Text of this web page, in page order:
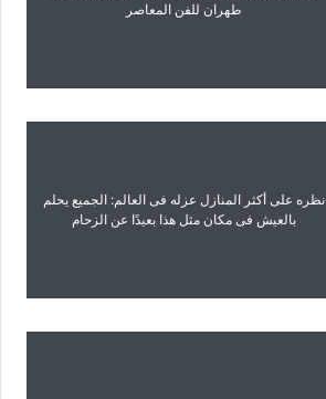
طهران للفن المعاصر
نظره على أکثر المنازل عزله فی العالم: الجمیع یحلم
بالعیش فی مکان مثل هذا بعیدًا عن الزحام